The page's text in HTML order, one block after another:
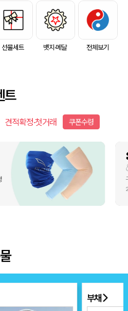
선물세트 뱃지·메달 전체보기
트
견적확정·첫거래 쿠폰수령
부채